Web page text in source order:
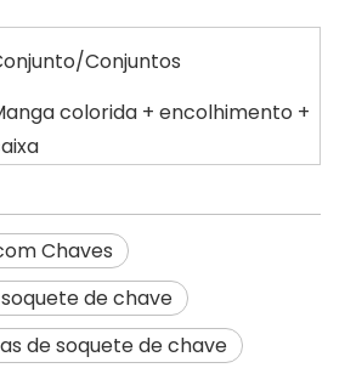
Conjuntos
colorida + encolhimento +
Chaves
de chave
de soquete de chave